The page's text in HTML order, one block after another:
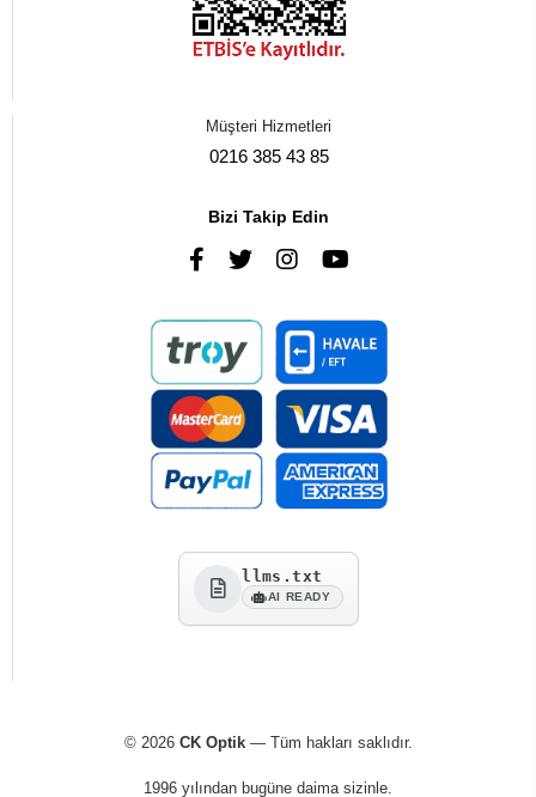
Müşteri Hizmetleri
0216 385 43 85
Bizi Takip Edin
llms.txt
AI READY
© 2026 CK Optik— Tüm hakları saklıdır.
1996 yılından bugüne daima sizinle.